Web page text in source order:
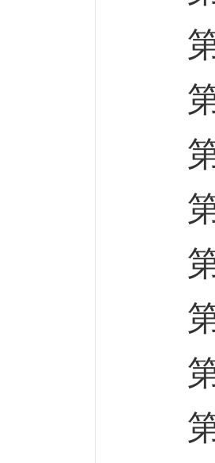
第
第
第
第
第
第
第
第